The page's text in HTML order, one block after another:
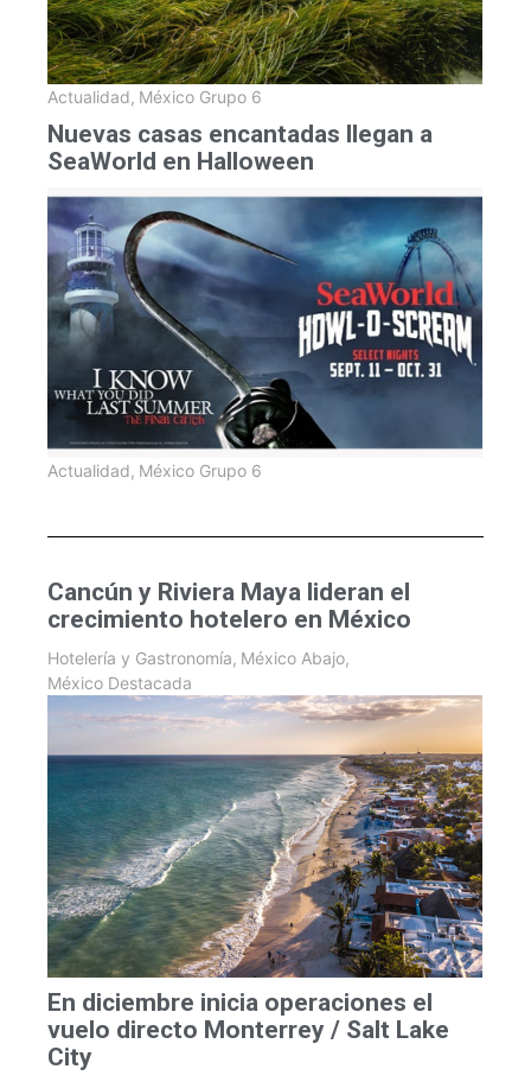
Actualidad, México Grupo 6
Nuevas casas encantadas llegan a
SeaWorld en Halloween
Actualidad, México Grupo 6
Cancún y Riviera Maya lideran el
crecimiento hotelero en México
Hotelería y Gastronomía, México Abajo,
México Destacada
En diciembre inicia operaciones el
vuelo directo Monterrey / Salt Lake
City